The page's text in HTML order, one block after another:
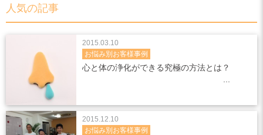
人気の記事
心と体の浄化ができる究極の方法とは？
お悩み別お客様事例
2015.03.10
お悩み別お客様事例
2015.12.10